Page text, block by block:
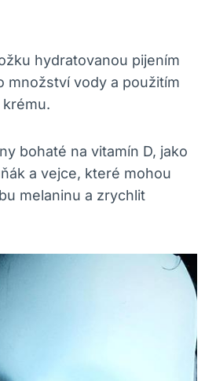
hydratovanou pijením
množství vody a použitím
bohaté na vitamín D, jako
a vejce, které mohou
melaninu a zrychlit